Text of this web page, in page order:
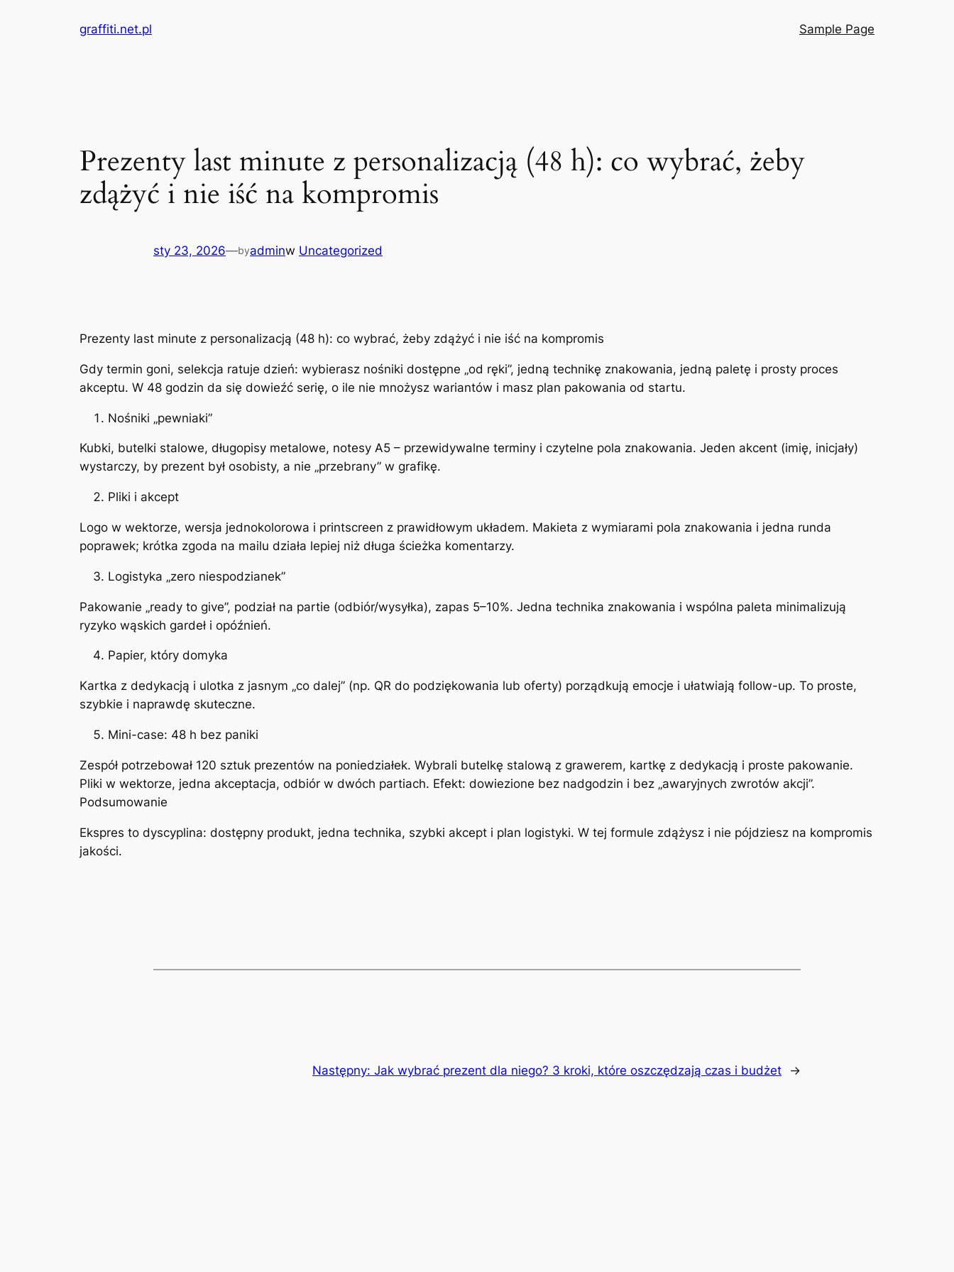
graffiti.net.pl Sample Page
Prezenty last minute z personalizacją (48 h): co wybrać, żeby
zdążyć i nie iść na kompromis
sty 23, 2026—byadminw Uncategorized
Prezenty last minute z personalizacją (48 h): co wybrać, żeby zdążyć i nie iść na kompromis
Gdy termin goni, selekcja ratuje dzień: wybierasz nośniki dostępne „od ręki”, jedną technikę znakowania, jedną paletę i prosty proces
akceptu. W 48 godzin da się dowieźć serię, o ile nie mnożysz wariantów i masz plan pakowania od startu.
Nośniki „pewniaki”
Kubki, butelki stalowe, długopisy metalowe, notesy A5 – przewidywalne terminy i czytelne pola znakowania. Jeden akcent (imię, inicjały)
wystarczy, by prezent był osobisty, a nie „przebrany” w grafikę.
Pliki i akcept
Logo w wektorze, wersja jednokolorowa i printscreen z prawidłowym układem. Makieta z wymiarami pola znakowania i jedna runda
poprawek; krótka zgoda na mailu działa lepiej niż długa ścieżka komentarzy.
Logistyka „zero niespodzianek”
Pakowanie „ready to give”, podział na partie (odbiór/wysyłka), zapas 5–10%. Jedna technika znakowania i wspólna paleta minimalizują
ryzyko wąskich gardeł i opóźnień.
Papier, który domyka
Kartka z dedykacją i ulotka z jasnym „co dalej” (np. QR do podziękowania lub oferty) porządkują emocje i ułatwiają follow-up. To proste,
szybkie i naprawdę skuteczne.
Mini-case: 48 h bez paniki
Zespół potrzebował 120 sztuk prezentów na poniedziałek. Wybrali butelkę stalową z grawerem, kartkę z dedykacją i proste pakowanie.
Pliki w wektorze, jedna akceptacja, odbiór w dwóch partiach. Efekt: dowiezione bez nadgodzin i bez „awaryjnych zwrotów akcji”.
Podsumowanie
Ekspres to dyscyplina: dostępny produkt, jedna technika, szybki akcept i plan logistyki. W tej formule zdążysz i nie pójdziesz na kompromis
jakości.
Następny: Jak wybrać prezent dla niego? 3 kroki, które oszczędzają czas i budżet →